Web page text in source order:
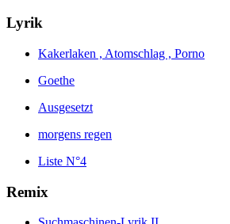
Lyrik
Kakerlaken , Atomschlag , Porno
Goethe
Ausgesetzt
morgens regen
Liste N°4
Remix